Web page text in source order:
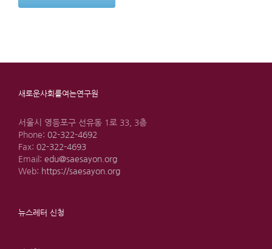
새로운사회를여는연구원
서울시 영등포구 선유동 1로 33, 3층
Phone: 02-322-4692
Fax: 02-322-4693
Email: edu@saesayon.org
Web: https://saesayon.org
뉴스레터 신청